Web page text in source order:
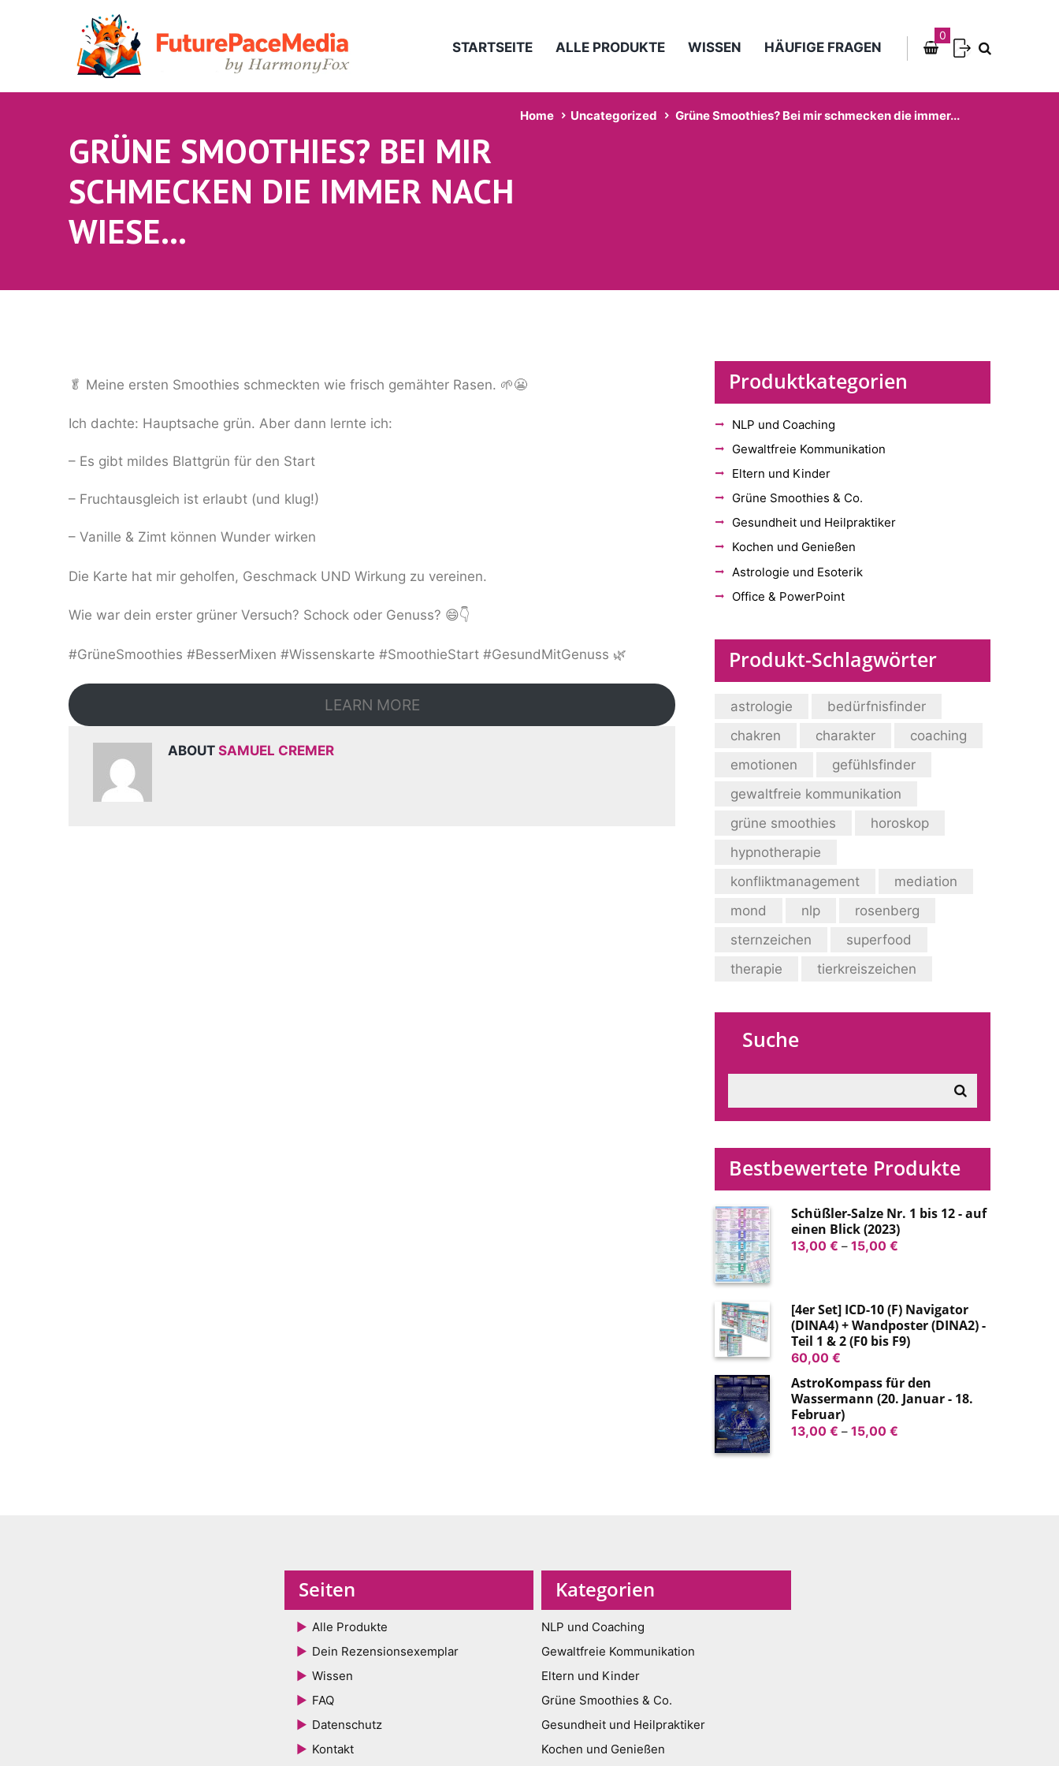
STARTSEITE ALLE PRODUKTE WISSEN HÄUFIGE FRAGEN
0
GRÜNE SMOOTHIES? BEI MIR
SCHMECKEN DIE IMMER NACH
WIESE…
Home Uncategorized Grüne Smoothies? Bei mir schmecken die immer...
🥬 Meine ersten Smoothies schmeckten wie frisch gemähter Rasen. 🌱😬
Ich dachte: Hauptsache grün. Aber dann lernte ich:
– Es gibt mildes Blattgrün für den Start
– Fruchtausgleich ist erlaubt (und klug!)
– Vanille & Zimt können Wunder wirken
Die Karte hat mir geholfen, Geschmack UND Wirkung zu vereinen.
Wie war dein erster grüner Versuch? Schock oder Genuss? 😄👇
#GrüneSmoothies #BesserMixen #Wissenskarte #SmoothieStart #GesundMitGenuss 🌿
LEARN MORE
ABOUTSAMUEL CREMER
Produktkategorien
NLP und Coaching
Gewaltfreie Kommunikation
Eltern und Kinder
Grüne Smoothies & Co.
Gesundheit und Heilpraktiker
Kochen und Genießen
Astrologie und Esoterik
Office & PowerPoint
Produkt-Schlagwörter
astrologie
bedürfnisfinder
chakren
charakter
coaching
emotionen
gefühlsfinder
gewaltfreie kommunikation
grüne smoothies
horoskop
hypnotherapie
konfliktmanagement
mediation
mond
nlp
rosenberg
sternzeichen
superfood
therapie
tierkreiszeichen
Suche
Bestbewertete Produkte
Schüßler-Salze Nr. 1 bis 12 - auf
einen Blick (2023)
13,00 € – 15,00 €Preisspanne:
15,00 €
[4er Set] ICD-10 (F) Navigator
(DINA4) + Wandposter (DINA2) -
Teil 1 & 2 (F0 bis F9)
60,00 €
AstroKompass für den
Wassermann (20. Januar - 18.
Februar)
13,00 € – 15,00 €Preisspanne:
Seiten
Alle Produkte
Dein Rezensionsexemplar
Wissen
FAQ
Datenschutz
Kontakt
Kategorien
NLP und Coaching
Gewaltfreie Kommunikation
Eltern und Kinder
Grüne Smoothies & Co.
Gesundheit und Heilpraktiker
Kochen und Genießen